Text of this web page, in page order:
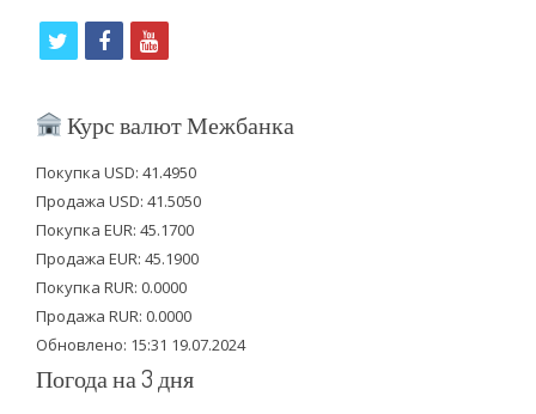
i
t
e
r
f
c
b
o
o
k
y
u
u
b
e
Курс валют Межбанка
Покупка USD: 41.4950
Продажа USD: 41.5050
Покупка EUR: 45.1700
Продажа EUR: 45.1900
Покупка RUR: 0.0000
Продажа RUR: 0.0000
Обновлено: 15:31 19.07.2024
Погода на 3 дня